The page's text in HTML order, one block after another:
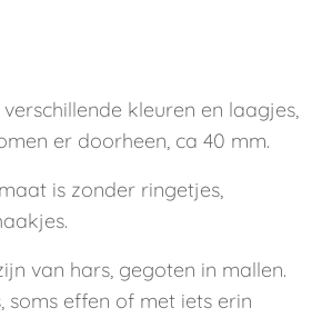
kleuren en laagjes,
er doorheen, ca 40 mm.
is zonder ringetjes,
van hars, gegoten in mallen.
soms effen of met iets erin